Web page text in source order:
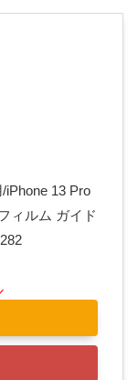
iPhone 13 Pro
ィルム ガイド